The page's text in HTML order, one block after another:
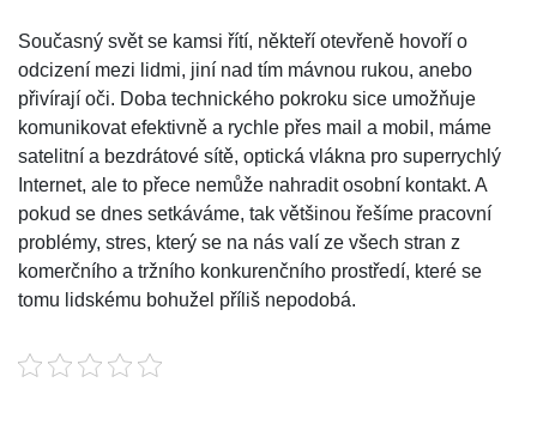
Současný svět se kamsi řítí, někteří otevřeně hovoří o
odcizení mezi lidmi, jiní nad tím mávnou rukou, anebo
přivírají oči. Doba technického pokroku sice umožňuje
komunikovat efektivně a rychle přes mail a mobil, máme
satelitní a bezdrátové sítě, optická vlákna pro superrychlý
Internet, ale to přece nemůže nahradit osobní kontakt. A
pokud se dnes setkáváme, tak většinou řešíme pracovní
problémy, stres, který se na nás valí ze všech stran z
komerčního a tržního konkurenčního prostředí, které se
tomu lidskému bohužel příliš nepodobá.